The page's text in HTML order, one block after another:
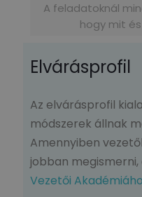
A feladatoknál
hogy mit
Elvárásprofil
Az elvárásprofil
módszerek állnak
Amennyiben
jobban
Vezetői